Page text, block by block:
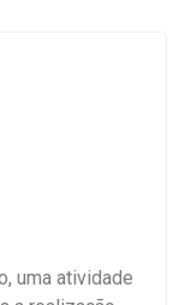
uma atividade